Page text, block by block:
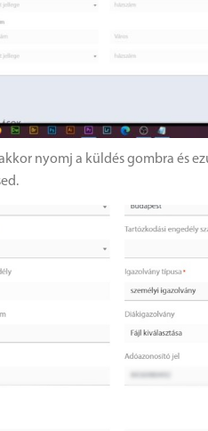
nyomj a küldés gombra és